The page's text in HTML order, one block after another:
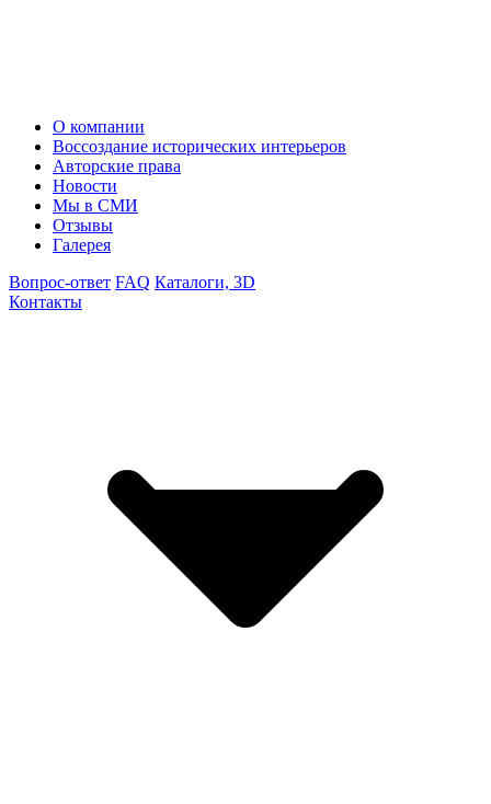
О компании
Воссоздание исторических интерьеров
Авторские права
Новости
Мы в СМИ
Отзывы
Галерея
Вопрос-ответ FAQ Каталоги, 3D
Контакты